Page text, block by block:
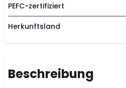
PEFC-zertifiziert
Herkunftsland
Beschreibung